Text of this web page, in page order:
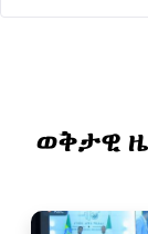
ወቅታዊ